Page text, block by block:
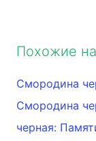
Похожие
Смородина
Смородина
черная: